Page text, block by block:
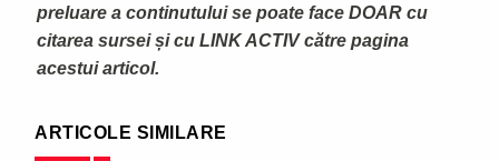
preluare a continutului se poate face DOAR cu
citarea sursei și cu LINK ACTIV către pagina
acestui articol.
ARTICOLE SIMILARE